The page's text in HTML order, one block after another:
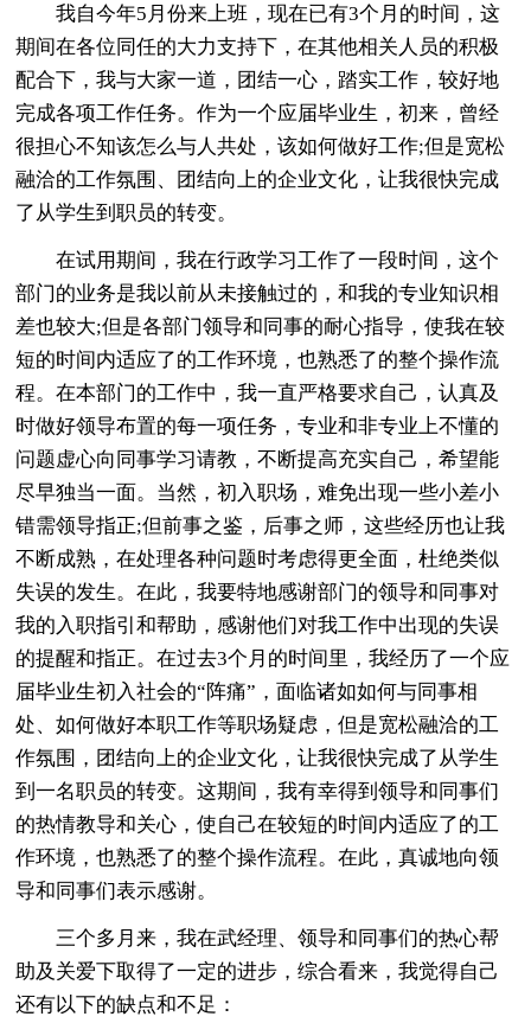
我自今年5月份来上班，现在已有3个月的时间，这
期间在各位同任的大力支持下，在其他相关人员的积极
配合下，我与大家一道，团结一心，踏实工作，较好地
完成各项工作任务。作为一个应届毕业生，初来，曾经
很担心不知该怎么与人共处，该如何做好工作;但是宽松
融洽的工作氛围、团结向上的企业文化，让我很快完成
了从学生到职员的转变。
在试用期间，我在行政学习工作了一段时间，这个
部门的业务是我以前从未接触过的，和我的专业知识相
差也较大;但是各部门领导和同事的耐心指导，使我在较
短的时间内适应了的工作环境，也熟悉了的整个操作流
程。在本部门的工作中，我一直严格要求自己，认真及
时做好领导布置的每一项任务，专业和非专业上不懂的
问题虚心向同事学习请教，不断提高充实自己，希望能
尽早独当一面。当然，初入职场，难免出现一些小差小
错需领导指正;但前事之鉴，后事之师，这些经历也让我
不断成熟，在处理各种问题时考虑得更全面，杜绝类似
失误的发生。在此，我要特地感谢部门的领导和同事对
我的入职指引和帮助，感谢他们对我工作中出现的失误
的提醒和指正。在过去3个月的时间里，我经历了一个应
届毕业生初入社会的“阵痛”，面临诸如如何与同事相
处、如何做好本职工作等职场疑虑，但是宽松融洽的工
作氛围，团结向上的企业文化，让我很快完成了从学生
到一名职员的转变。这期间，我有幸得到领导和同事们
的热情教导和关心，使自己在较短的时间内适应了的工
作环境，也熟悉了的整个操作流程。在此，真诚地向领
导和同事们表示感谢。
三个多月来，我在武经理、领导和同事们的热心帮
助及关爱下取得了一定的进步，综合看来，我觉得自己
还有以下的缺点和不足：